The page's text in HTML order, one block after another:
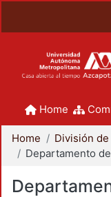
Home
Home